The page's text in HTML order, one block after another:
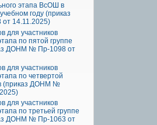
этапа ВсОШ в
году (приказ
14.11.2025)
для участников
по пятой группе
ДОНМ № Пр-1098 от
для участников
по четвертой
(приказ ДОНМ №
для участников
по третьей группе
ДОНМ № Пр-1063 от